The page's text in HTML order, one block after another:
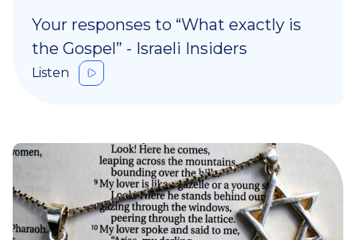
Your responses to “What exactly is
the Gospel” - Israeli Insiders
Listen